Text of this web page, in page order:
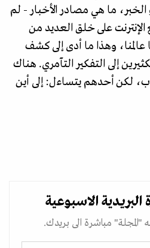
ما هي مصادر الأخبار - لم
على خلق العديد من
عالمنا، وهذا ما أدى إلى كشف
إلى التفكير التآمري. هناك
لكن أحدهم يتساءل: إلى أين
البريدية الاسبوعية
مباشرة الى بريدك.